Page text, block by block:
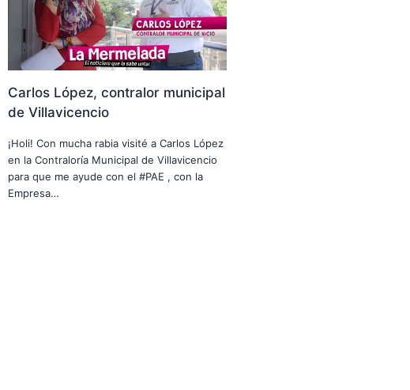
Carlos López, contralor municipal
de Villavicencio
¡Holi! Con mucha rabia visité a Carlos López
en la Contraloría Municipal de Villavicencio
para que me ayude con el #PAE , con la
Empresa…